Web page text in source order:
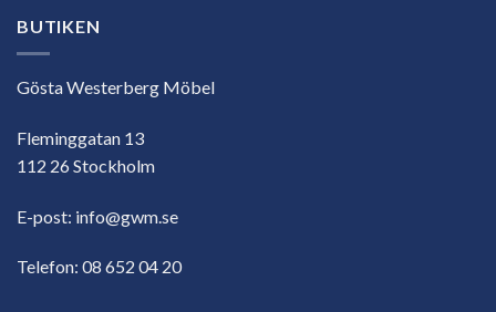
BUTIKEN
Gösta Westerberg Möbel
Fleminggatan 13
112 26 Stockholm
E-post: info@gwm.se
Telefon: 08 652 04 20